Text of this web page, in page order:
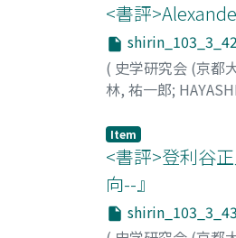
related to the
large format. The
1607 example,
The former is
The trapezoidal
makes clear the
composed and
authorization tally
than
<書評
( 史学研究会 (京都
林, 祐一郎;
Item
<書評>登利谷
向--』